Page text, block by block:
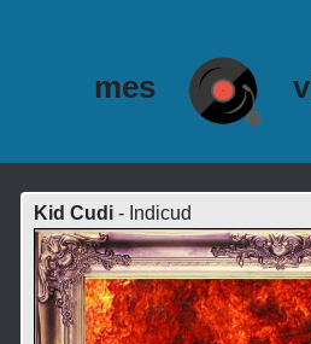
mes
Kid Cudi- Indicud